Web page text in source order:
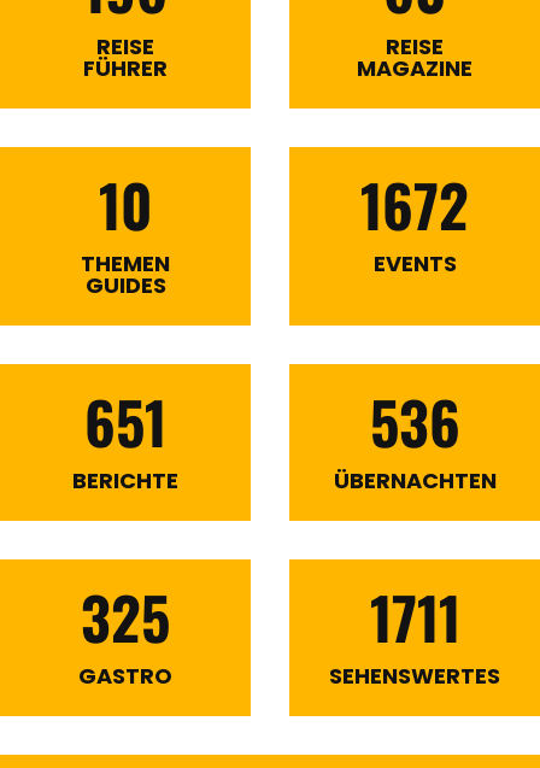
REISE
FÜHRER
REISE
MAGAZINE
10
THEMEN
GUIDES
1672
EVENTS
651
BERICHTE
536
ÜBERNACHTEN
325
GASTRO
1711
SEHENSWERTES